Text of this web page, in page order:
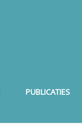
PUBLICATIES